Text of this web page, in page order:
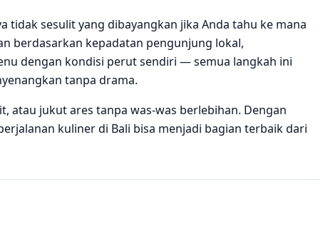
tidak sesulit yang dibayangkan jika Anda tahu ke mana
berdasarkan kepadatan pengunjung lokal,
dengan kondisi perut sendiri — semua langkah ini
tanpa drama.
atau jukut ares tanpa was-was berlebihan. Dengan
kuliner di Bali bisa menjadi bagian terbaik dari